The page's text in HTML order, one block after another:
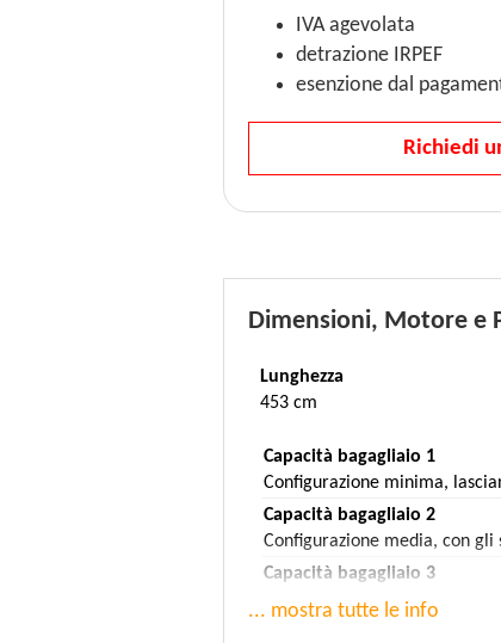
IVA agevolata
detrazione IRPEF
esenzione dal
Richiedi
Dimensioni, Motore e
Lunghezza
453 cm
Capacità bagagliaio 1
Configurazione minima,
Capacità bagagliaio 2
Configurazione media, con
Capacità bagagliaio 3
Configurazione massima,
... mostra tutte le info